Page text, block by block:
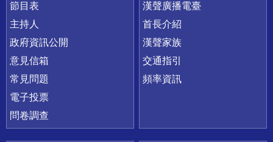
節目表
主持人
政府資訊公開
意見信箱
常見問題
電子投票
問卷調查
漢聲廣播電臺
首長介紹
漢聲家族
交通指引
頻率資訊